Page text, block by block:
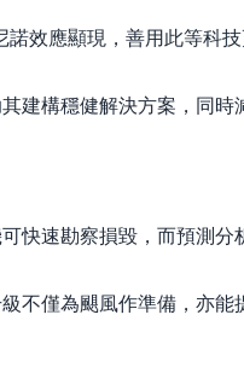
效應顯現，善用此等科
構穩健解決方案，同時
快速勘察損毀，而預測
僅為颶風作準備，亦能